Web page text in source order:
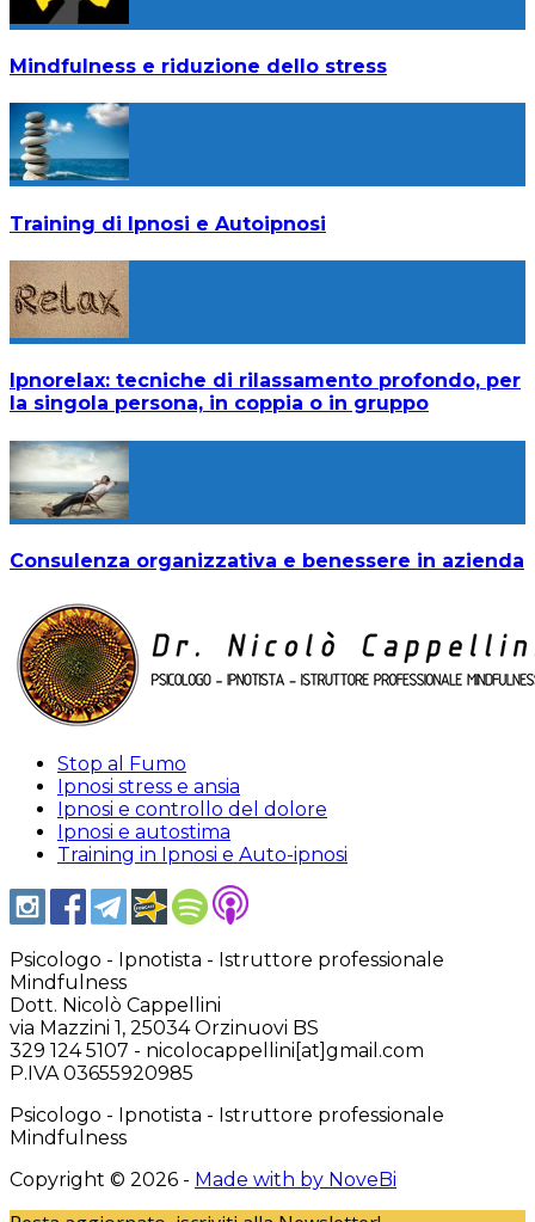
Mindfulness e riduzione dello stress
Training di Ipnosi e Autoipnosi
Ipnorelax: tecniche di rilassamento profondo, per
la singola persona, in coppia o in gruppo
Consulenza organizzativa e benessere in azienda
Stop al Fumo
Ipnosi stress e ansia
Ipnosi e controllo del dolore
Ipnosi e autostima
Training in Ipnosi e Auto-ipnosi
Psicologo - Ipnotista - Istruttore professionale
Mindfulness
Dott. Nicolò Cappellini
via Mazzini 1, 25034 Orzinuovi BS
329 124 5107 - nicolocappellini[at]gmail.com
P.IVA 03655920985
Psicologo - Ipnotista - Istruttore professionale
Mindfulness
Copyright © 2026 - Made with by NoveBi